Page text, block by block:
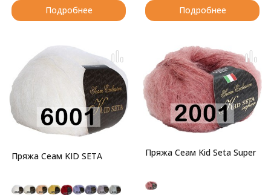
Подробнее Подробнее
Пряжа Сеам KID SETA Пряжа Сеам Kid Seta Super